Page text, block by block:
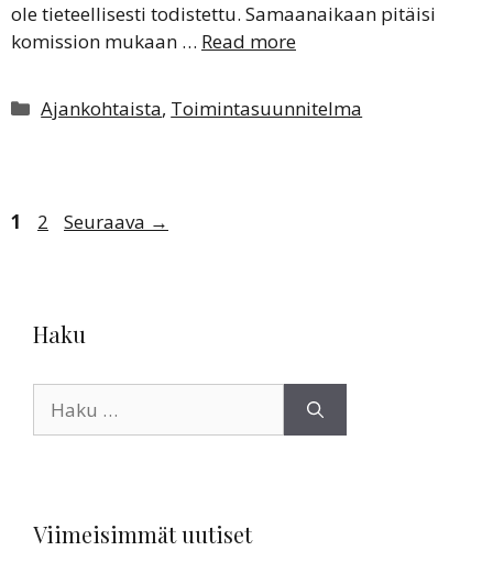
ole tieteellisesti todistettu. Samaanaikaan pitäisi
komission mukaan … Read more
Kategoriat
Ajankohtaista, Toimintasuunnitelma
Sivu
1 Sivu
2 Seuraava →
Haku
Viimeisimmät uutiset